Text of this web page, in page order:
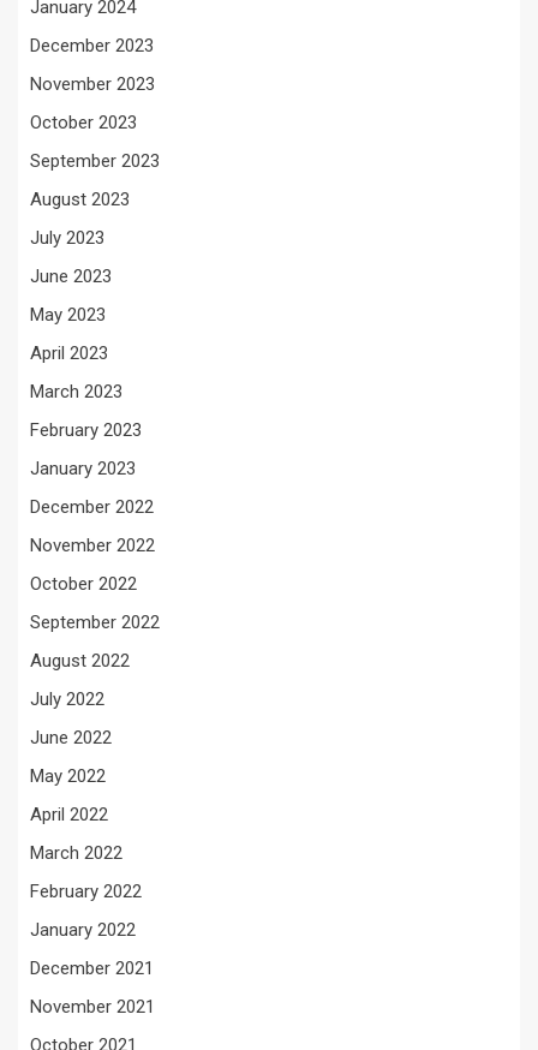
January 2024
December 2023
November 2023
October 2023
September 2023
August 2023
July 2023
June 2023
May 2023
April 2023
March 2023
February 2023
January 2023
December 2022
November 2022
October 2022
September 2022
August 2022
July 2022
June 2022
May 2022
April 2022
March 2022
February 2022
January 2022
December 2021
November 2021
October 2021